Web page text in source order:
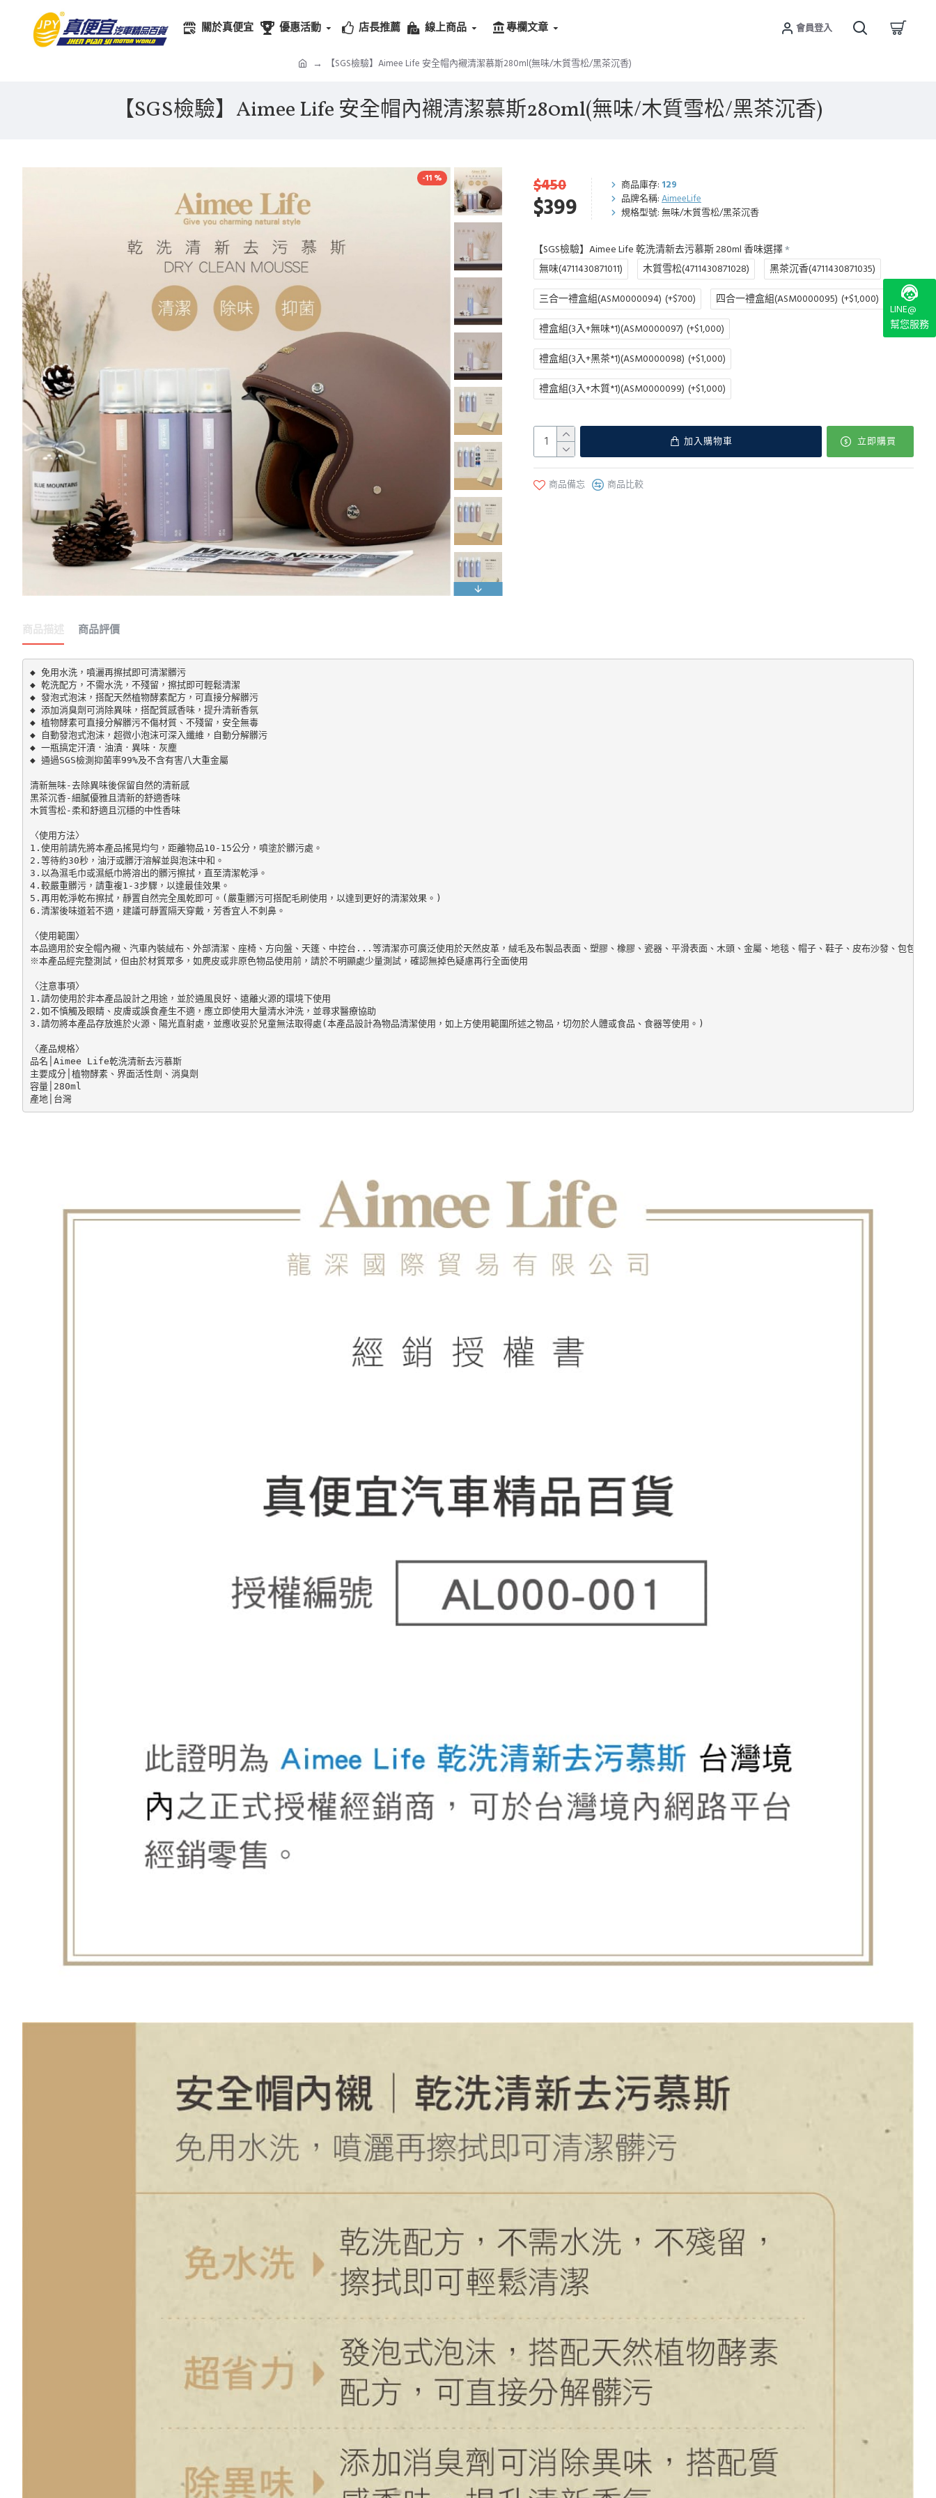
關於真便宜 優惠活動 店長推薦 線上商品 專欄文章 會員登入
【SGS檢驗】Aimee Life 安全帽內襯清潔慕斯280ml(無味/木質雪松/黑茶沉香)
【SGS檢驗】Aimee Life 安全帽內襯清潔慕斯280ml(無味/木質雪松/黑茶沉香)
-11 %
$399
$450 商品庫存: 129
品牌名稱: AimeeLife
規格型號: 無味/木質雪松/黑茶沉香
【SGS檢驗】Aimee Life 乾洗清新去污慕斯 280ml 香味選擇
無味(4711430871011)
木質雪松(4711430871028) 黑茶沉香(4711430871035)
三合一禮盒組(ASM0000094) (+$700) 四合一禮盒組(ASM0000095) (+$1,000)
禮盒組(3入+無味*1)(ASM0000097) (+$1,000)
禮盒組(3入+黑茶*1)(ASM0000098) (+$1,000)
禮盒組(3入+木質*1)(ASM0000099) (+$1,000)
加入購物車 立即購買
商品備忘 商品比較
商品描述 商品評價
◆ 免用水洗，噴灑再擦拭即可清潔髒污
◆ 乾洗配方，不需水洗，不殘留，擦拭即可輕鬆清潔
◆ 發泡式泡沫，搭配天然植物酵素配方，可直接分解髒污
◆ 添加消臭劑可消除異味，搭配質感香味，提升清新香氛
◆ 植物酵素可直接分解髒污不傷材質、不殘留，安全無毒
◆ 自動發泡式泡沫，超微小泡沫可深入纖維，自動分解髒污
◆ 一瓶搞定汗漬．油漬．異味．灰塵
◆ 通過SGS檢測抑菌率99%及不含有害八大重金屬
清新無味-去除異味後保留自然的清新感
黑茶沉香-細膩優雅且清新的舒適香味
木質雪松-柔和舒適且沉穩的中性香味
〈使用方法〉
1.使用前請先將本產品搖晃均勻，距離物品10-15公分，噴塗於髒污處。
2.等待約30秒，油汙或髒汙溶解並與泡沫中和。
3.以為濕毛巾或濕紙巾將溶出的髒污擦拭，直至清潔乾淨。
4.較嚴重髒污，請重複1-3步驟，以達最佳效果。
5.再用乾淨乾布擦拭，靜置自然完全風乾即可。(嚴重髒污可搭配毛刷使用，以達到更好的清潔效果。)
6.清潔後味道若不適，建議可靜置隔天穿戴，芳香宜人不刺鼻。
〈使用範圍〉
本品適用於安全帽內襯、汽車內裝絨布、外部清潔、座椅、方向盤、天篷、中控台...等清潔亦可廣泛使用於天然皮革，絨毛及布製品表面、塑膠、橡膠、瓷器、平滑表面、木頭、金屬、地毯、帽子、鞋子、皮布沙發、包包
※本產品經完整測試，但由於材質眾多，如麂皮或非原色物品使用前，請於不明顯處少量測試，確認無掉色疑慮再行全面使用
〈注意事項〉
1.請勿使用於非本產品設計之用途，並於通風良好、遠離火源的環境下使用
2.如不慎觸及眼睛、皮膚或誤食產生不適，應立即使用大量清水沖洗，並尋求醫療協助
3.請勿將本產品存放進於火源、陽光直射處，並應收妥於兒童無法取得處(本產品設計為物品清潔使用，如上方使用範圍所述之物品，切勿於人體或食品、食器等使用。)
〈產品規格〉
品名│Aimee Life乾洗清新去污慕斯
主要成分│植物酵素、界面活性劑、消臭劑
容量│280ml
產地│台灣
LINE@
幫您服務